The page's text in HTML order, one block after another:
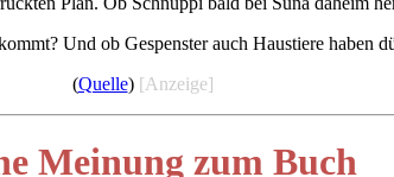
Und ob Gespenster auch Haustiere haben
(Quelle) [Anzeige]
Meinung zum Buch